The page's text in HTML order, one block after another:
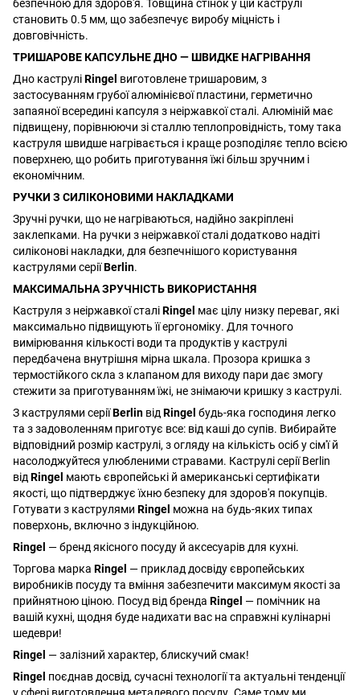
безпечною для здоров'я. Товщина стінок у цій каструлі
становить 0.5 мм, що забезпечує виробу міцність і
довговічність.
ТРИШАРОВЕ КАПСУЛЬНЕ ДНО — ШВИДКЕ НАГРІВАННЯ
Дно каструліRingel виготовлене тришаровим, з
застосуванням грубої алюмінієвої пластини, герметично
запаяної всередині капсуля з неіржавкої сталі. Алюміній має
підвищену, порівнюючи зі сталлю теплопровідність, тому така
каструля швидше нагрівається і краще розподіляє тепло всією
поверхнею, що робить приготування їжі більш зручним і
економічним.
РУЧКИ З СИЛІКОНОВИМИ НАКЛАДКАМИ
Зручні ручки, що не нагріваються, надійно закріплені
заклепками. На ручки з неіржавкої сталі додатково надіті
силіконові накладки, для безпечнішого користування
каструлями серіїBerlin.
МАКСИМАЛЬНА ЗРУЧНІСТЬ ВИКОРИСТАННЯ
Каструля з неіржавкої сталіRingel має цілу низку переваг, які
максимально підвищують її ергономіку. Для точного
вимірювання кількості води та продуктів у каструлі
передбачена внутрішня мірна шкала. Прозора кришка з
термостійкого скла з клапаном для виходу пари дає змогу
стежити за приготуванням їжі, не знімаючи кришку з каструлі.
З каструлями серіїBerlin від Ringel будь-яка господиня легко
та з задоволенням приготує все: від каші до супів. Вибирайте
відповідний розмір каструлі, з огляду на кількість осіб у сім'ї й
насолоджуйтеся улюбленими стравами. Каструлі серії Berlin
від Ringel мають європейські й американські сертифікати
якості, що підтверджує їхню безпеку для здоров'я покупців.
Готувати з каструлями Ringel можна на будь-яких типах
поверхонь, включно з індукційною.
Ringel — бренд якісного посуду й аксесуарів для кухні.
Торгова марка Ringel — приклад досвіду європейських
виробників посуду та вміння забезпечити максимум якості за
прийнятною ціною. Посуд від бренда Ringel — помічник на
вашій кухні, щодня буде надихати вас на справжні кулінарні
шедеври!
Ringel — залізний характер, блискучий смак!
Ringel поєднав досвід, сучасні технології та актуальні тенденції
у сфері виготовлення металевого посуду. Саме тому ми